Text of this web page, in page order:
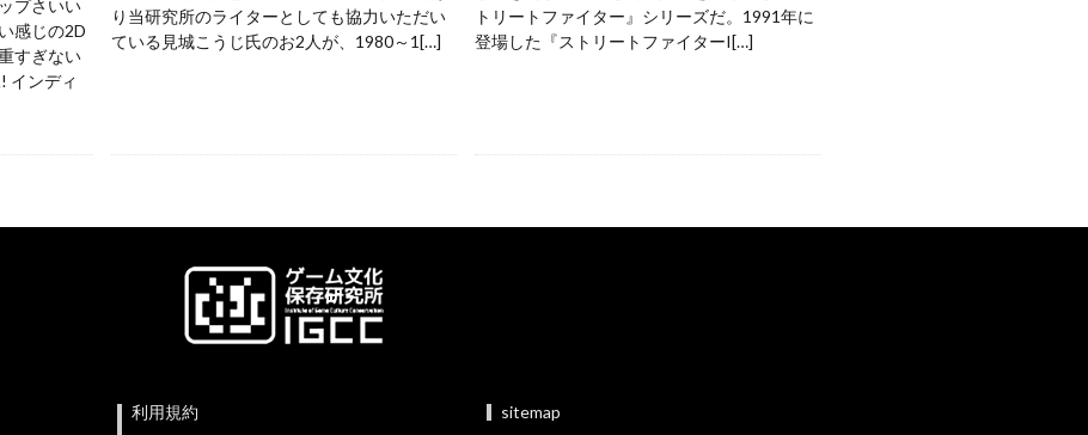
プさいい
感じの2D
すぎない
インディ
り当研究所のライターとしても協力いただい
ている見城こうじ氏のお2人が、1980～1[…]
トリートファイター』シリーズだ。1991年に
登場した『ストリートファイターI[…]
利用規約
sitemap